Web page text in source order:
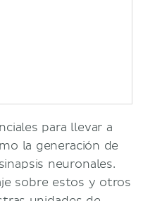
para llevar a
la generación de
neuronales.
sobre estos y otros